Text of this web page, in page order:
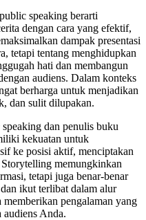
speaking berarti
dengan cara yang efektif,
dampak presentasi
tetapi tentang menghidupkan
hati dan membangun
audiens. Dalam konteks
berharga untuk menjadikan
dan sulit dilupakan.
dan penulis buku
kekuatan untuk
ke posisi aktif, menciptakan
memungkinkan
tetapi juga benar-benar
ikut terlibat dalam alur
pengalaman yang
audiens Anda.